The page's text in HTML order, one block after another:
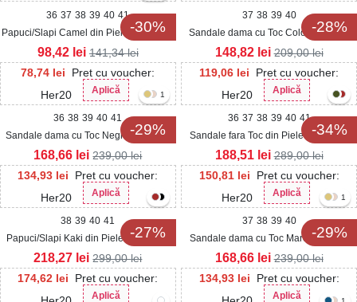
-30%
36 37 38 39 40 41
Papuci/Slapi Camel din Piele Ecologica
Ornella
78,74 lei
Pret cu voucher:
Her20
Aplică
98,42 lei 141,34lei
-28%
37 38 39 40
Sandale dama cu Toc Color din Piele
Ecologica Ofelis
119,06 lei
Pret cu voucher:
Her20
Aplică
148,82 lei 209,00lei
-29%
1
36 38 39 40 41
Sandale dama cu Toc Negre din Piele
Ecologica Intoarsa Yaven
134,93 lei
Pret cu voucher:
Her20
Aplică
168,66 lei 239,00lei
-34%
36 37 38 39 40 41
Sandale fara Toc din Piele Ecologica
Intoarsa dama Negre Alesy
150,81 lei
Pret cu voucher:
Her20
Aplică
188,51 lei 289,00lei
-27%
38 39 40 41
Papuci/Slapi Kaki din Piele Ecologica
Intoarsa Halya
174,62 lei
Pret cu voucher:
Aplică
218,27 lei 299,00lei
-29%
1
37 38 39 40
Sandale dama cu Toc Maro din Piele
Ecologica Intoarsa Yaven
134,93 lei
Pret cu voucher:
Aplică
168,66 lei 239,00lei